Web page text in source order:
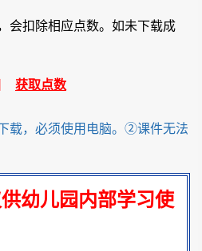
会扣除相应点数。如未下载成
获取点数
载，必须使用电脑。②课件无法
幼儿园内部学习使